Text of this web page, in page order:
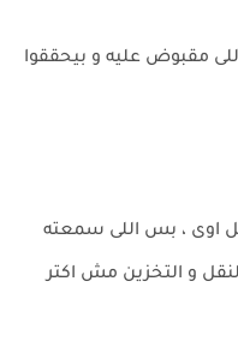
مقبوض عليه و بيحققوا
اوى ، بس اللى سمعته
و التخزين مش اكتر